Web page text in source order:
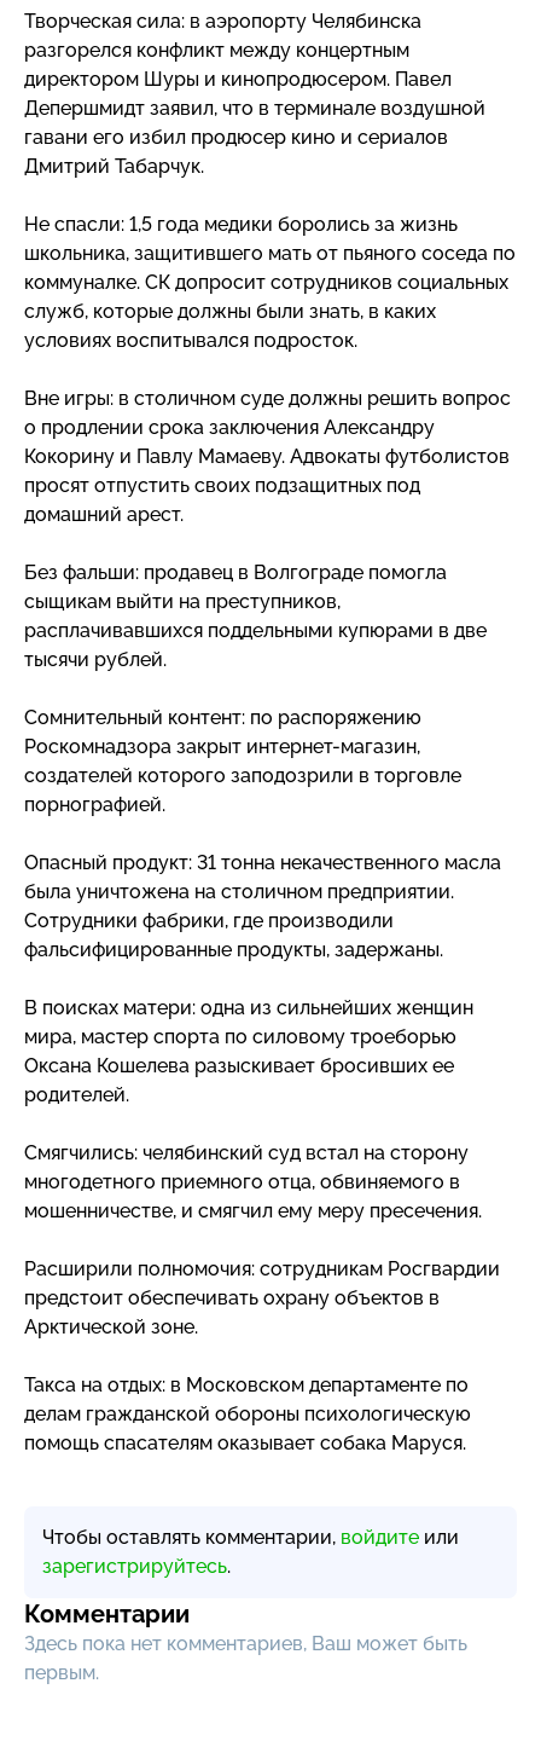
Творческая сила: в аэропорту Челябинска
разгорелся конфликт между концертным
директором Шуры и кинопродюсером. Павел
Депершмидт заявил, что в терминале воздушной
гавани его избил продюсер кино и сериалов
Дмитрий Табарчук.
Не спасли: 1,5 года медики боролись за жизнь
школьника, защитившего мать от пьяного соседа по
коммуналке. СК допросит сотрудников социальных
служб, которые должны были знать, в каких
условиях воспитывался подросток.
Вне игры: в столичном суде должны решить вопрос
о продлении срока заключения Александру
Кокорину и Павлу Мамаеву. Адвокаты футболистов
просят отпустить своих подзащитных под
домашний арест.
Без фальши: продавец в Волгограде помогла
сыщикам выйти на преступников,
расплачивавшихся поддельными купюрами в две
тысячи рублей.
Сомнительный контент: по распоряжению
Роскомнадзора закрыт интернет-магазин,
создателей которого заподозрили в торговле
порнографией.
Опасный продукт: 31 тонна некачественного масла
была уничтожена на столичном предприятии.
Сотрудники фабрики, где производили
фальсифицированные продукты, задержаны.
В поисках матери: одна из сильнейших женщин
мира, мастер спорта по силовому троеборью
Оксана Кошелева разыскивает бросивших ее
родителей.
Смягчились: челябинский суд встал на сторону
многодетного приемного отца, обвиняемого в
мошенничестве, и смягчил ему меру пресечения.
Расширили полномочия: сотрудникам Росгвардии
предстоит обеспечивать охрану объектов в
Арктической зоне.
Такса на отдых: в Московском департаменте по
делам гражданской обороны психологическую
помощь спасателям оказывает собака Маруся.
Чтобы оставлять комментарии, войдите или
зарегистрируйтесь.
Комментарии
Здесь пока нет комментариев, Ваш может быть
первым.